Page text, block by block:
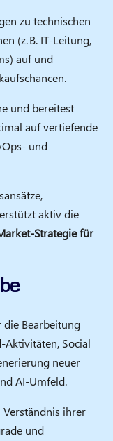
zu technischen
(z. B. IT‑Leitung,
auf und
und bereitest
auf vertiefende
und
aktiv die
für
die Bearbeitung
Social
neuer
AI‑Umfeld.
ihrer
und